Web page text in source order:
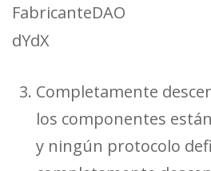
FabricanteDAO
dYdX
Completamente
los componentes
y ningún protocolo